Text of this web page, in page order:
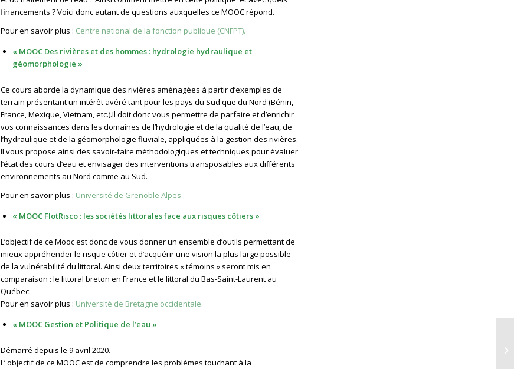
financements ? Voici donc autant de questions auxquelles ce MOOC répond.
Pour en savoir plus : Centre national de la fonction publique (CNFPT).
« MOOC Des rivières et des hommes : hydrologie hydraulique et
géomorphologie »
Ce cours aborde la dynamique des rivières aménagées à partir d’exemples de
terrain présentant un intérêt avéré tant pour les pays du Sud que du Nord (Bénin,
France, Mexique, Vietnam, etc.).Il doit donc vous permettre de parfaire et d’enrichir
vos connaissances dans les domaines de l’hydrologie et de la qualité de l’eau, de
l’hydraulique et de la géomorphologie fluviale, appliquées à la gestion des rivières.
Il vous propose ainsi des savoir-faire méthodologiques et techniques pour évaluer
l’état des cours d’eau et envisager des interventions transposables aux différents
environnements au Nord comme au Sud.
Pour en savoir plus : Université de Grenoble Alpes
« MOOC FlotRisco : les sociétés littorales face aux risques côtiers »
L’objectif de ce Mooc est donc de vous donner un ensemble d’outils permettant de
mieux appréhender le risque côtier et d’acquérir une vision la plus large possible
de la vulnérabilité du littoral. Ainsi deux territoires « témoins » seront mis en
comparaison : le littoral breton en France et le littoral du Bas-Saint-Laurent au
Québec.
Pour en savoir plus : Université de Bretagne occidentale.
« MOOC Gestion et Politique de l’eau »
Démarré depuis le 9 avril 2020.
L’ objectif de ce MOOC est de comprendre les problèmes touchant à la